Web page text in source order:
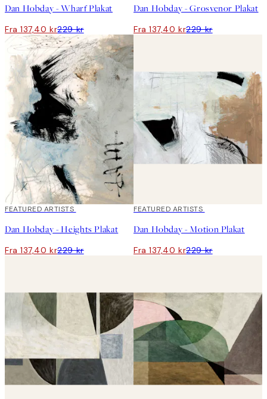
Dan Hobday - Wharf Plakat
Fra 137,40 kr229 kr
Dan Hobday - Grosvenor Plakat
Fra 137,40 kr229 kr
40%*
FEATURED ARTISTS
Dan Hobday - Heights Plakat
Fra 137,40 kr229 kr
40%*
FEATURED ARTISTS
Dan Hobday - Motion Plakat
Fra 137,40 kr229 kr